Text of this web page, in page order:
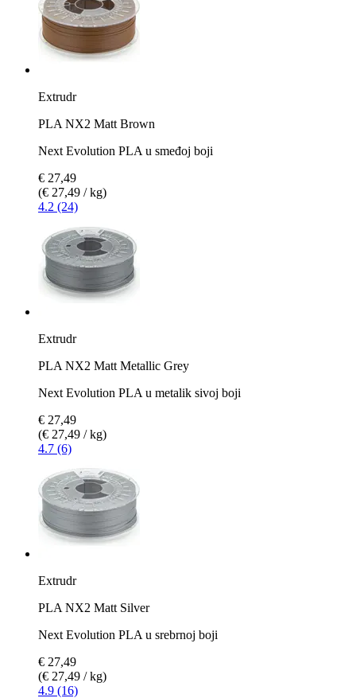
Extrudr
PLA NX2 Matt Brown
Next Evolution PLA u smeđoj boji
€ 27,49
(€ 27,49 / kg)
4.2 (24)
Extrudr
PLA NX2 Matt Metallic Grey
Next Evolution PLA u metalik sivoj boji
€ 27,49
(€ 27,49 / kg)
4.7 (6)
Extrudr
PLA NX2 Matt Silver
Next Evolution PLA u srebrnoj boji
€ 27,49
(€ 27,49 / kg)
4.9 (16)